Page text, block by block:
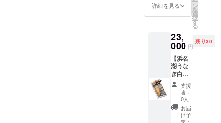
在はイ
ベント
ルティ
として
配布さ
れる
か、生
産者個
人によ
る期間
限定販
売が殆
どで
す。こ
生息域
を守る
事にも
り、ひ
いては
鰻の資
源を守
る事に
も繋が
りま
す。現
在、若
手浜名
湖うな
ぎ生産
て飼育
したの
で小骨
なるこ
とがあ
りま
す。
1900年
に浜名
湖から
始まっ
た鰻の
養殖。
生産量
こそ他
をあし
らった
お付け
致しま
す。 ■
賞味期
限■ 冷
蔵保存
にて発
送日よ
り30日
間
※「浜名
湖うな
浜」）
〒431-
浜松市
西区馬
郡町
2465 ■
当イベ
ント限
定■ 当
商品に
は浜名
湖立う
な重高
浜」）
〒431-
浜松市
西区馬
郡町
2465 ■
当イベ
ント限
定■ 当
商品に
は浜名
湖立う
な重高
しょう
む）、
みり
ん、砂
糖 ■保
存方法■
冷蔵保
存。賞
味期限
は発送
日より
30日間
（鰻１
レ
100ml×
1、山
椒、説
明書
付） ■
表示義
務のあ
る添加
物及び
表示■
なぎ蒲
焼（真
空パッ
■名称■
うなぎ
の長蒲
焼真空
パック
■原材料
名■ 浜
名湖う
なぎ、
蒲焼の
たれ、
詳細を見る ン
を
選
択
す
る
23,
000 円
残り30
【浜名
湖うな
ぎ白焼5
枚提
供！】
ニンニ
ク塩や
山葵醤
油が堪
支援
者：
0人
お届
け予
定：